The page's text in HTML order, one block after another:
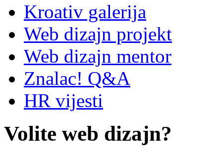
Kroativ galerija
Web dizajn projekt
Web dizajn mentor
Znalac! Q&A
HR vijesti
Volite web dizajn?